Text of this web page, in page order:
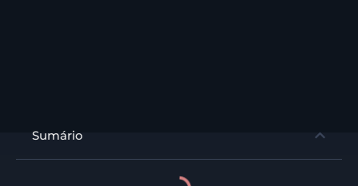
Sumário